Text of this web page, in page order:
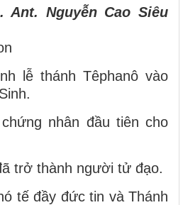
Ant. Nguyễn Cao Siêu
lễ thánh Têphanô vào
nhân đầu tiên cho
trở thành người tử đạo.
tế đầy đức tin và Thánh